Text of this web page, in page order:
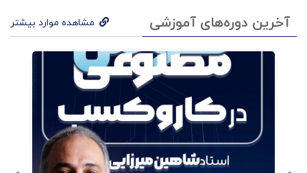
برنامهریزی
آخرین دوره‌های آموزشی مشاهده موارد بیشتر